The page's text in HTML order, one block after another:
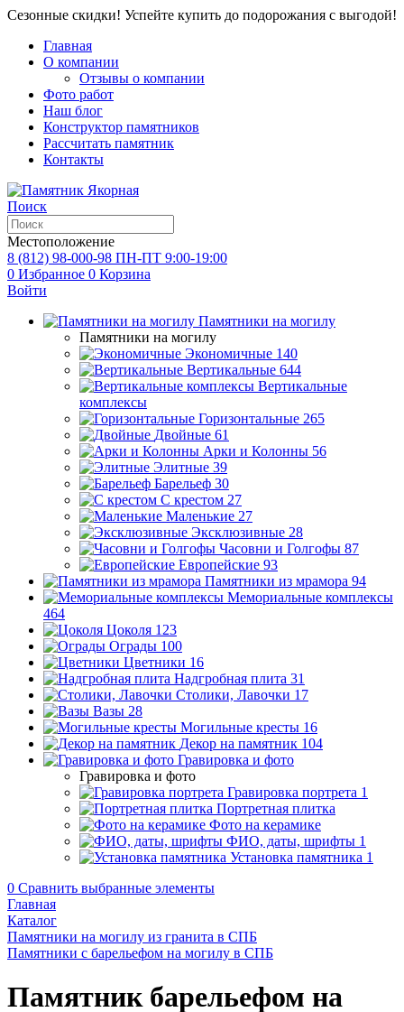
Сезонные скидки! Успейте купить до подорожания с выгодой!
Главная
О компании
Отзывы о компании
Фото работ
Наш блог
Конструктор памятников
Рассчитать памятник
Контакты
Поиск
Местоположение
8 (812) 98-000-98 ПН-ПТ 9:00-19:00
0 Избранное 0 Корзина
Войти
Памятники на могилу
Памятники на могилу
Экономичные 140
Вертикальные 644
Вертикальные
комплексы
Горизонтальные 265
Двойные 61
Арки и Колонны 56
Элитные 39
Барельеф 30
С крестом 27
Маленькие 27
Эксклюзивные 28
Часовни и Голгофы 87
Европейские 93
Памятники из мрамора 94
Мемориальные комплексы
464
Цоколя 123
Ограды 100
Цветники 16
Надгробная плита 31
Столики, Лавочки 17
Вазы 28
Могильные кресты 16
Декор на памятник 104
Гравировка и фото
Гравировка и фото
Гравировка портрета 1
Портретная плитка
Фото на керамике
ФИО, даты, шрифты 1
Установка памятника 1
0 Сравнить выбранные элементы
Главная
Каталог
Памятники на могилу из гранита в СПБ
Памятники с барельефом на могилу в СПБ
Памятник барельефом на